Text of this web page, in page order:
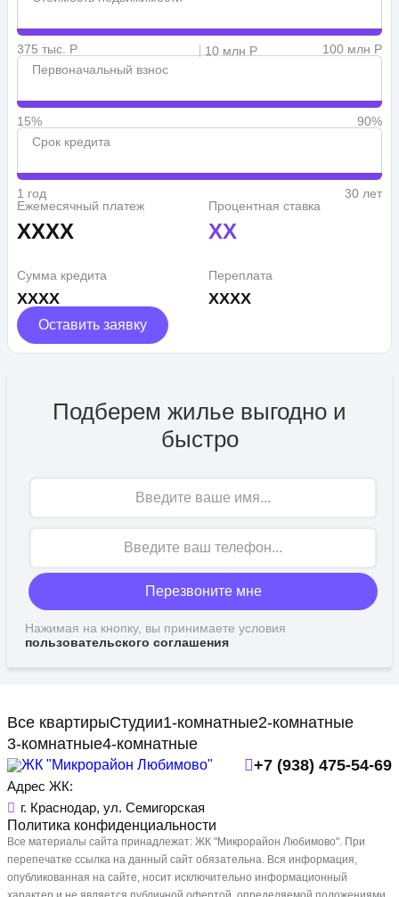
375 тыс. Р 10 млн Р
100 млн Р
Первоначальный взнос
15%
90%
Срок кредита
1 год
30 лет
Ежемесячный платеж
XXXX
Процентная ставка
XX
Сумма кредита
XXXX
Переплата
XXXX
Оставить заявку
Подберем жилье выгодно и
быстро
Перезвоните мне
Нажимая на кнопку, вы принимаете условия
пользовательского соглашения
Все квартирыСтудии1-комнатные2-комнатные
3-комнатные4-комнатные
Адрес ЖК:
г. Краснодар, ул. Семигорская
+7 (938) 475-54-69
Политика конфиденциальности
Все материалы сайта принадлежат: ЖК "Микрорайон Любимово". При
перепечатке ссылка на данный сайт обязательна. Вся информация,
опубликованная на сайте, носит исключительно информационный